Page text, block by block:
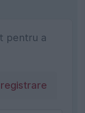
pentru a